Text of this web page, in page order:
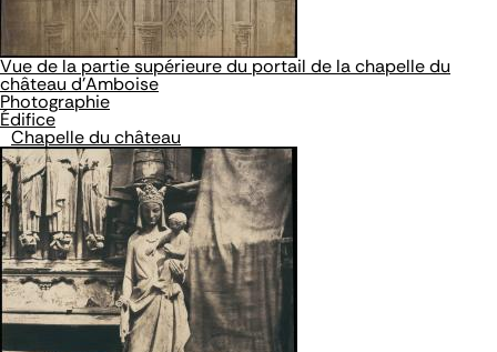
Vue de la partie supérieure du portail de la chapelle du
château d'Amboise
Photographie
Édifice
Chapelle du château